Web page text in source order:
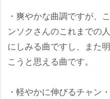
・爽やかな曲調ですが、
ンソクさんのこれまでの
にしみる曲ですし、また
こうと思える曲です。
・軽やかに伸びるチャン